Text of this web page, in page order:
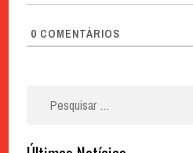
0 COMENTÁRIOS